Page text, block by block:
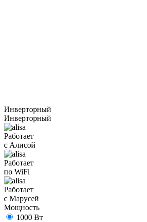
Инверторный
Инверторный
Работает
с Алисой
Работает
по WiFi
Работает
с Марусей
Мощность
1000 Вт